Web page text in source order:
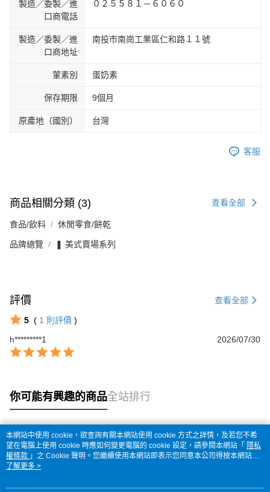
製造／委製／進
口商電話
０２５５８１－６０６０
製造／委製／進
口商地址
南投市南崗工業區仁和路１１號
葷素別 蛋奶素
保存期限 9個月
原產地（國別） 台灣
客服
商品相關分類 (3) 查看全部
食品/飲料 休閒零食/餅乾
品牌總覽 ❚ 美式賣場系列
評價 查看全部
5 ( 1 則評價 )
h*********1
2026/07/30
你可能有興趣的商品全站排行
熱門標籤
本網站中使用 cookie，欲查詢有關本網站使用 cookie 方式之詳情，及若您不希
望在電腦上使用 cookie 時應如何變更電腦的 cookie 設定，請參閱本網站「 隱私
權條款 」之 Cookie 聲明。您繼續使用本網站即表示您同意本公司得按本網站使
用條款之 Cookie 聲明使用 cookie。
了解更多 >